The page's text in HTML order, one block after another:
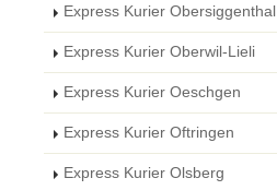
Express Kurier Obersiggenthal
Express Kurier Oberwil-Lieli
Express Kurier Oeschgen
Express Kurier Oftringen
Express Kurier Olsberg